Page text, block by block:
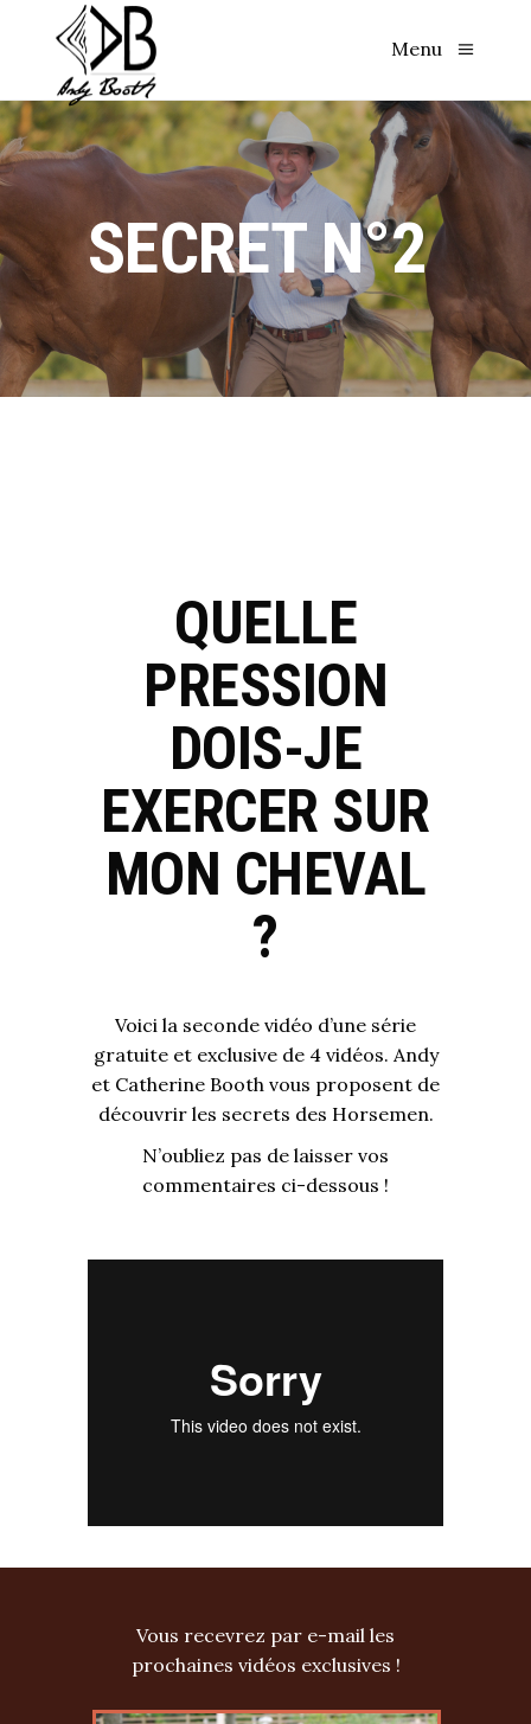
Menu
SECRET N°2
QUELLE
PRESSION
DOIS-JE
EXERCER SUR
MON CHEVAL
?
Voici la seconde vidéo d’une série
gratuite et exclusive de 4 vidéos. Andy
et Catherine Booth vous proposent de
découvrir les secrets des Horsemen.
N’oubliez pas de laisser vos
commentaires ci-dessous !
Vous recevrez par e-mail les
prochaines vidéos exclusives !